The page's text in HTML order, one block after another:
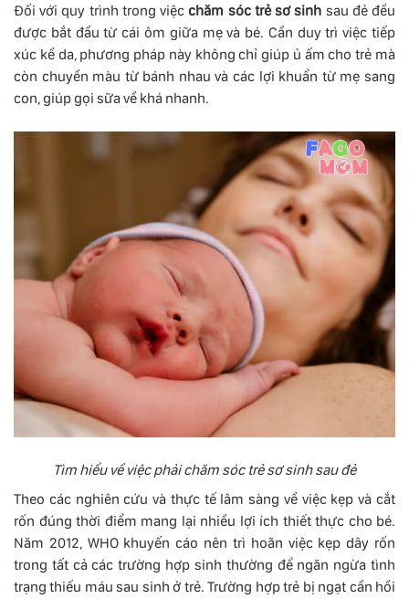
Đối với quy trình trong việcchăm sóc trẻ sơ sinh sau đẻ đều
được bắt đầu từ cái ôm giữa mẹ và bé. Cần duy trì việc tiếp
xúc kề da, phương pháp này không chỉ giúp ủ ấm cho trẻ mà
còn chuyền màu từ bánh nhau và các lợi khuẩn từ mẹ sang
con, giúp gọi sữa về khá nhanh.
Tìm hiểu về việc phải chăm sóc trẻ sơ sinh sau đẻ
Theo các nghiên cứu và thực tế lâm sàng về việc kẹp và cắt
rốn đúng thời điểm mang lại nhiều lợi ích thiết thực cho bé.
Năm 2012, WHO khuyến cáo nên trì hoãn việc kẹp dây rốn
trong tất cả các trường hợp sinh thường để ngăn ngừa tình
trạng thiếu máu sau sinh ở trẻ. Trường hợp trẻ bị ngạt cần hồi